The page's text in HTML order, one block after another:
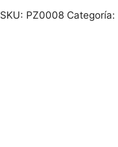
DGT
SKU: PZ0008 Categoría: